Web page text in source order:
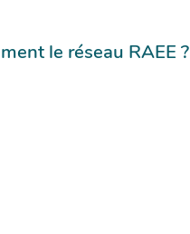
le réseau RAEE ?